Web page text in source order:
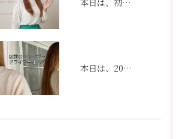
本日は、初めての方へ。
本日は、20代の頃のあなたの髪と、今のあなたの髪。